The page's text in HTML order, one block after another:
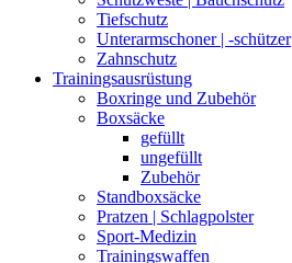
Tiefschutz
Unterarmschoner | -schützer
Zahnschutz
Trainingsausrüstung
Boxringe und Zubehör
Boxsäcke
gefüllt
ungefüllt
Zubehör
Standboxsäcke
Pratzen | Schlagpolster
Sport-Medizin
Trainingswaffen